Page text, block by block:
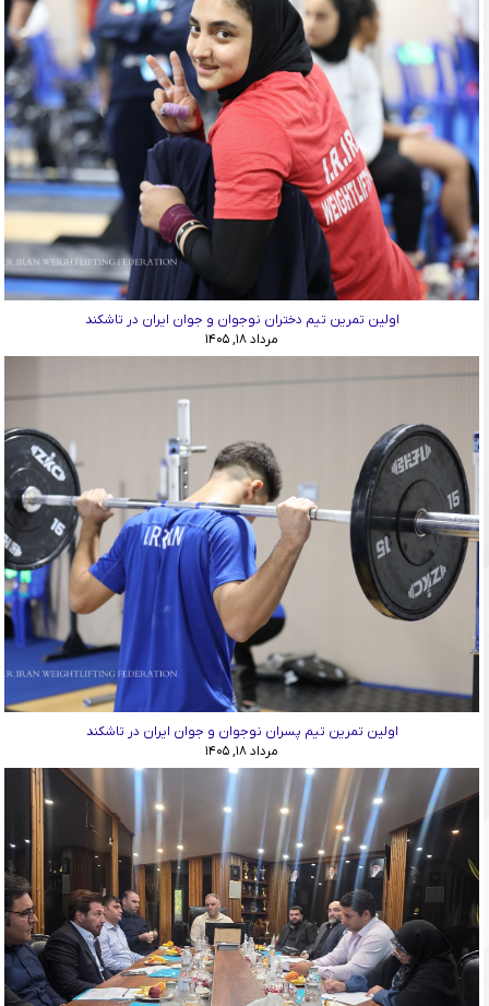
اولین تمرین تیم دختران نوجوان و جوان ایران در تاشکند
مرداد ۱۸, ۱۴۰۵
اولین تمرین تیم پسران نوجوان و جوان ایران در تاشکند
مرداد ۱۸, ۱۴۰۵